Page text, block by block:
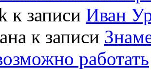
к записи Иван
к записи
работать